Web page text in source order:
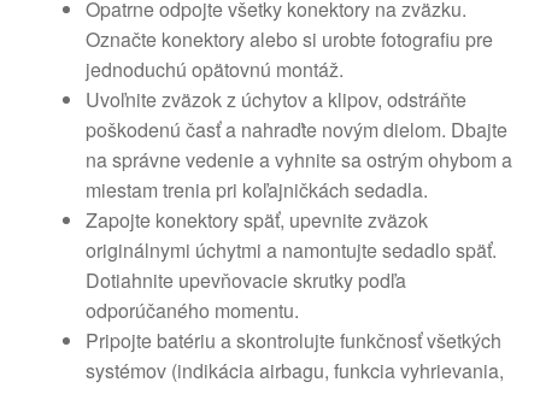
Opatrne odpojte všetky konektory na zväzku.
Označte konektory alebo si urobte fotografiu pre
jednoduchú opätovnú montáž.
Uvoľnite zväzok z úchytov a klipov, odstráňte
poškodenú časť a nahraďte novým dielom. Dbajte
na správne vedenie a vyhnite sa ostrým ohybom a
miestam trenia pri koľajničkách sedadla.
Zapojte konektory späť, upevnite zväzok
originálnymi úchytmi a namontujte sedadlo späť.
Dotiahnite upevňovacie skrutky podľa
odporúčaného momentu.
Pripojte batériu a skontrolujte funkčnosť všetkých
systémov (indikácia airbagu, funkcia vyhrievania,